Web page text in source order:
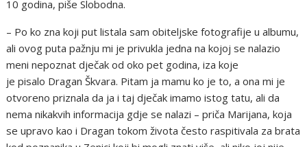
10 godina, piše Slobodna.
– Po ko zna koji put listala sam obiteljske fotografije u albumu,
ali ovog puta pažnju mi je privukla jedna na kojoj se nalazio
meni nepoznat dječak od oko pet godina, iza koje
je pisalo Dragan Škvara. Pitam ja mamu ko je to, a ona mi je
otvoreno priznala da ja i taj dječak imamo istog tatu, ali da
nema nikakvih informacija gdje se nalazi – priča Marijana, koja
se upravo kao i Dragan tokom života često raspitivala za brata